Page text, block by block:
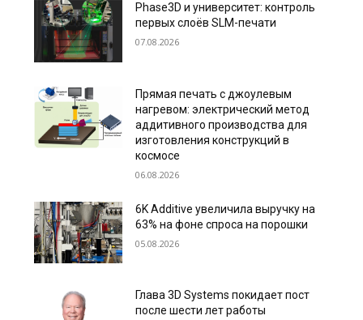
Phase3D и университет: контроль
первых слоёв SLM-печати
07.08.2026
Прямая печать с джоулевым
нагревом: электрический метод
аддитивного производства для
изготовления конструкций в
космосе
06.08.2026
6K Additive увеличила выручку на
63% на фоне спроса на порошки
05.08.2026
Глава 3D Systems покидает пост
после шести лет работы